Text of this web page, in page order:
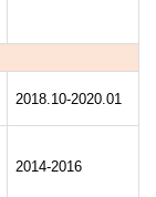
2018.10-2020.01
2014-2016